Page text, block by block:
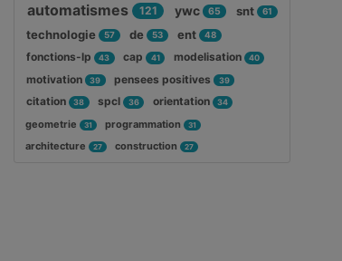
automatismes 121 ywc 65 snt 61
technologie 57 de 53 ent 48
fonctions-lp 43 cap 41 modelisation 40
motivation 39 pensees positives 39
citation 38 spcl 36 orientation 34
geometrie 31 programmation 31
architecture 27 construction 27